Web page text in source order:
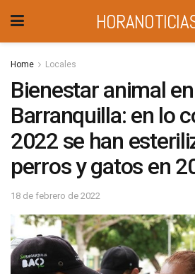
Home Locales
Bienestar animal en
Barranquilla: en lo
2022 se han
perros y gatos en
18 de febrero de 2022